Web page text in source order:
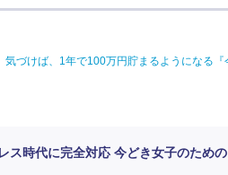
づけば、1年で100万円貯まるようになる
ス時代に完全対応 今どき女子のため